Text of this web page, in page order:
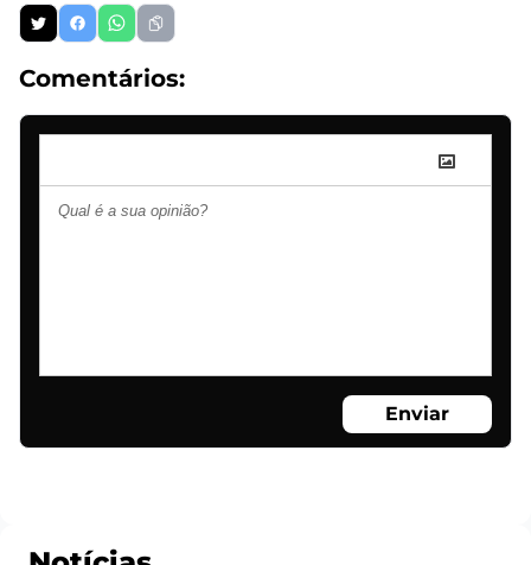
Comentários:
Enviar